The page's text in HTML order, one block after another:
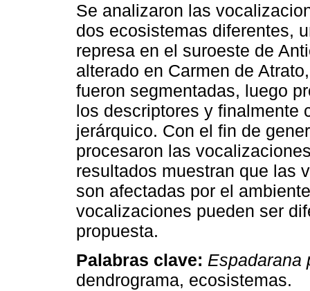
Se analizaron las
dos ecosistemas diferentes,
represa en el suroeste de
alterado en Carmen de
fueron segmentadas, luego
los descriptores y finalmente
jerárquico. Con el fin de
procesaron las
resultados muestran que las
son afectadas por el
vocalizaciones pueden ser
propuesta.
Palabras clave: Espadarana
dendrograma, ecosistemas.